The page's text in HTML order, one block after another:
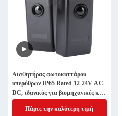
Αισθητήρας φωτοκυττάρου
υπερύθρων IP65 Rated 12-24V AC
DC, ιδανικός για βιομηχανικές και
εμπορικές εγκαταστάσεις
ασφαλείας, εξασφαλίζοντας
Πάρτε την καλύτερη τιμή